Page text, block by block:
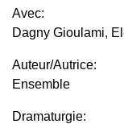
Avec:
Dagny Gioulami,
Auteur/Autrice:
Ensemble
Dramaturgie: